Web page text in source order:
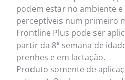
podem estar no ambiente
perceptíveis num primeiro
Frontline Plus pode ser
partir da 8ª semana de
prenhes e em lactação.
Produto somente de